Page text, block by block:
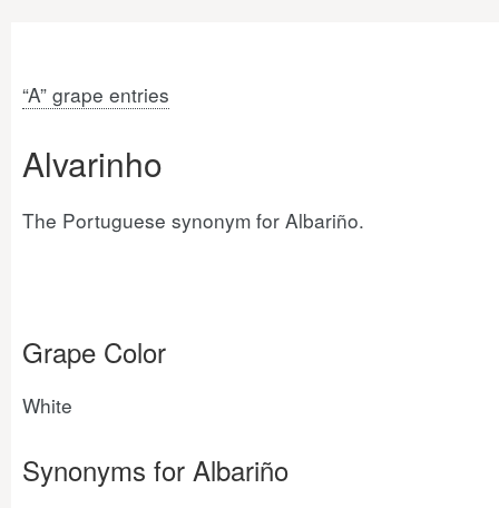
“A” grape entries
Alvarinho
The Portuguese synonym for Albariño.
Grape Color
White
Synonyms for Albariño